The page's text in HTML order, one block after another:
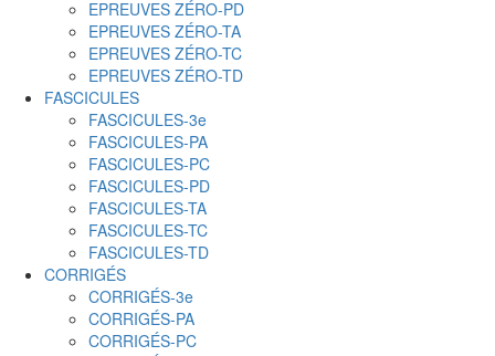
EPREUVES ZÉRO-PD
EPREUVES ZÉRO-TA
EPREUVES ZÉRO-TC
EPREUVES ZÉRO-TD
FASCICULES
FASCICULES-3e
FASCICULES-PA
FASCICULES-PC
FASCICULES-PD
FASCICULES-TA
FASCICULES-TC
FASCICULES-TD
CORRIGÉS
CORRIGÉS-3e
CORRIGÉS-PA
CORRIGÉS-PC